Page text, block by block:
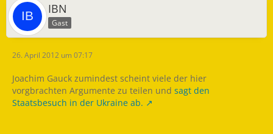
IBN
Gast
26. April 2012 um 07:17
Joachim Gauck zumindest scheint viele der hier
vorgbrachten Argumente zu teilen und sagt den
Staatsbesuch in der Ukraine ab.